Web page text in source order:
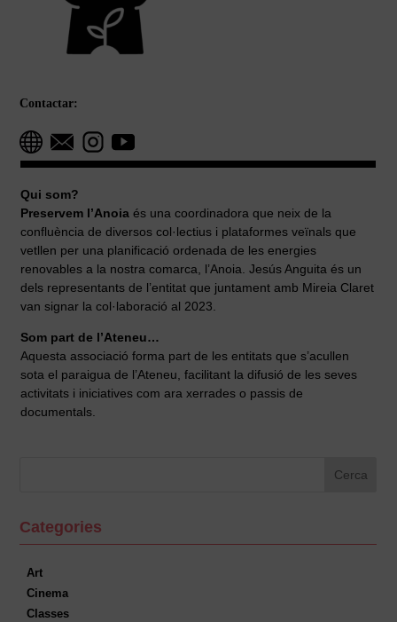
Contactar:
Qui som?
Preservem l’Anoia és una coordinadora que neix de la
confluència de diversos col·lectius i plataformes veïnals que
vetllen per una planificació ordenada de les energies
renovables a la nostra comarca, l’Anoia. Jesús Anguita és un
dels representants de l’entitat que juntament amb Mireia Claret
van signar la col·laboració al 2023.
Som part de l’Ateneu…
Aquesta associació forma part de les entitats que s’acullen
sota el paraigua de l’Ateneu, facilitant la difusió de les seves
activitats i iniciatives com ara xerrades o passis de
documentals.
Categories
Art
Cinema
Classes